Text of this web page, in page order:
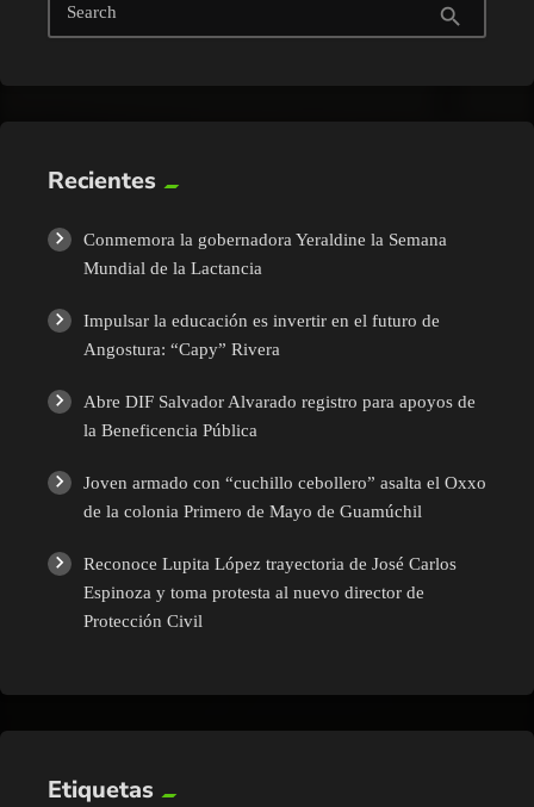
Search search
Recientes
Conmemora la gobernadora Yeraldine la Semana
Mundial de la Lactancia
Impulsar la educación es invertir en el futuro de
Angostura: “Capy” Rivera
Abre DIF Salvador Alvarado registro para apoyos de
la Beneficencia Pública
Joven armado con “cuchillo cebollero” asalta el Oxxo
de la colonia Primero de Mayo de Guamúchil
Reconoce Lupita López trayectoria de José Carlos
Espinoza y toma protesta al nuevo director de
Protección Civil
Etiquetas